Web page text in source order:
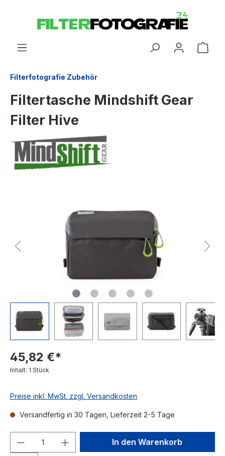
Filterfotografie Zubehör
Filtertasche Mindshift Gear
Filter Hive
45,82 €*
Inhalt: 1 Stück
Preise inkl. MwSt. zzgl. Versandkosten
Versandfertig in 30 Tagen, Lieferzeit 2-5 Tage
In den Warenkorb